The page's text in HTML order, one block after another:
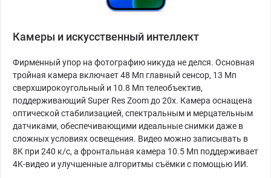
Камеры и искусственный интеллект
Фирменный упор на фотографию никуда не делся. Основная
тройная камера включает 48 Мп главный сенсор, 13 Мп
сверхширокоугольный и 10.8 Мп телеобъектив,
поддерживающий Super Res Zoom до 20x. Камера оснащена
оптической стабилизацией, спектральным и мерцательным
датчиками, обеспечивающими идеальные снимки даже в
сложных условиях освещения. Видео можно записывать в
8K при 240 к/с, а фронтальная камера 10.5 Мп поддерживает
4K-видео и улучшенные алгоритмы съёмки с помощью ИИ.